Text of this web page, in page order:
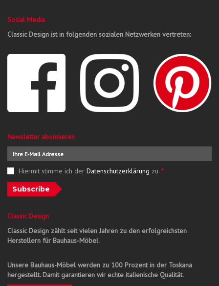
Social Media
Classic Design ist in folgenden sozialen Netzwerken vertreten:
Newsletter abonnieren
Hiermit stimme ich der Datenschutzerklärung zu. *
Subscribe
Classic Design
Classic Design zählt seit vielen Jahren zu den erfolgreichsten
Herstellern für Bauhaus-Möbel.
Unsere Bauhaus-Möbel werden zu 100 Prozent in der Toskana
hergestellt. Damit garantieren wir echte italienische Qualität.